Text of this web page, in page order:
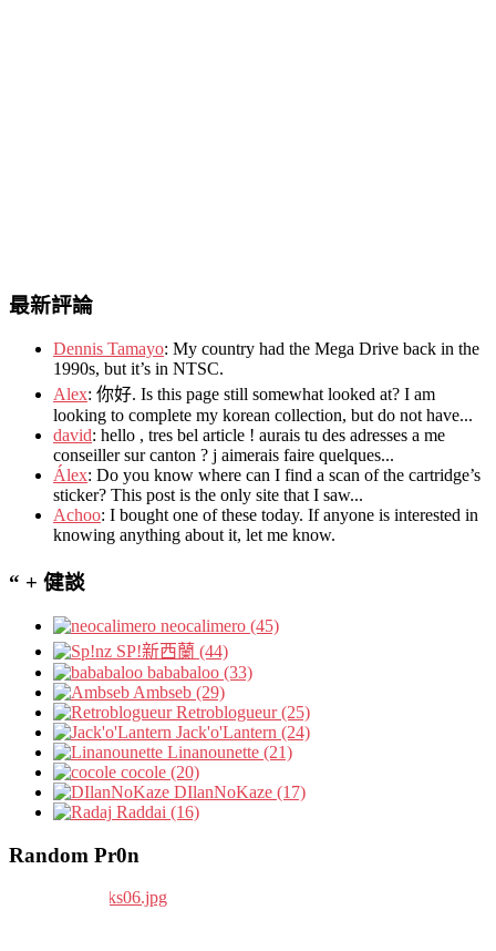
最新評論
Dennis Tamayo: My country had the Mega Drive back in the
1990s, but it’s in NTSC.
Alex: 你好. Is this page still somewhat looked at? I am
looking to complete my korean collection, but do not have...
david: hello , tres bel article ! aurais tu des adresses a me
conseiller sur canton ? j aimerais faire quelques...
Álex: Do you know where can I find a scan of the cartridge’s
sticker? This post is the only site that I saw...
Achoo: I bought one of these today. If anyone is interested in
knowing anything about it, let me know.
“ + 健談
neocalimero (45)
SP!新西蘭 (44)
bababaloo (33)
Ambseb (29)
Retroblogueur (25)
Jack'o'Lantern (24)
Linanounette (21)
cocole (20)
DIlanNoKaze (17)
Raddai (16)
Random Pr0n